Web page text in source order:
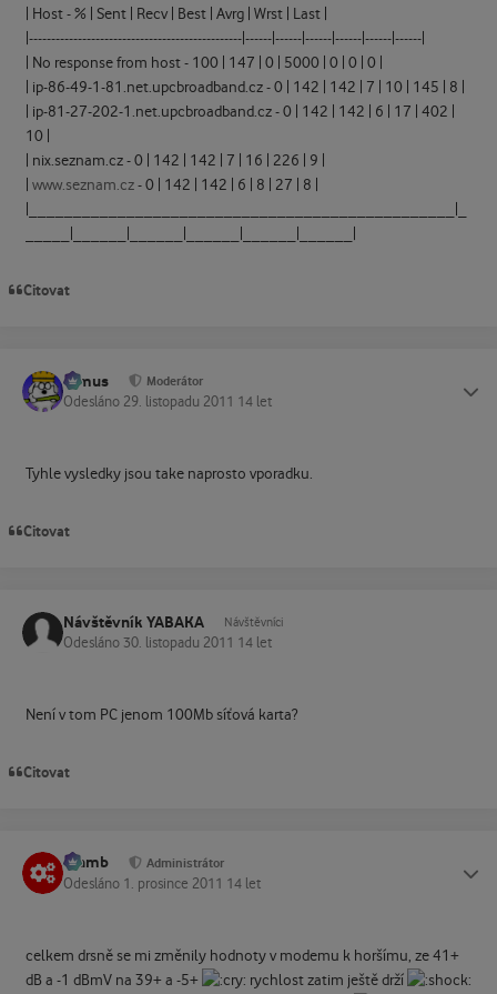
| Host - % | Sent | Recv | Best | Avrg | Wrst | Last |
|------------------------------------------------|------|------|------|------|------|------|
| No response from host - 100 | 147 | 0 | 5000 | 0 | 0 | 0 |
| ip-86-49-1-81.net.upcbroadband.cz - 0 | 142 | 142 | 7 | 10 | 145 | 8 |
| ip-81-27-202-1.net.upcbroadband.cz - 0 | 142 | 142 | 6 | 17 | 402 |
10 |
| nix.seznam.cz - 0 | 142 | 142 | 7 | 16 | 226 | 9 |
www.seznam.cz- 0 | 142 | 142 | 6 | 8 | 27 | 8 |
Citovat
tomus Moderátor
Odesláno 29. listopadu 2011 14 let
Tyhle vysledky jsou take naprosto vporadku.
Citovat
Návštěvník YABAKA Návštěvníci
Odesláno 30. listopadu 2011 14 let
Není v tom PC jenom 100Mb síťová karta?
Citovat
Slamb Administrátor
Odesláno 1. prosince 2011 14 let
celkem drsně se mi změnily hodnoty v modemu k horšímu, ze 41+
dB a -1 dBmV na 39+ a -5+
rychlost zatim ještě drží